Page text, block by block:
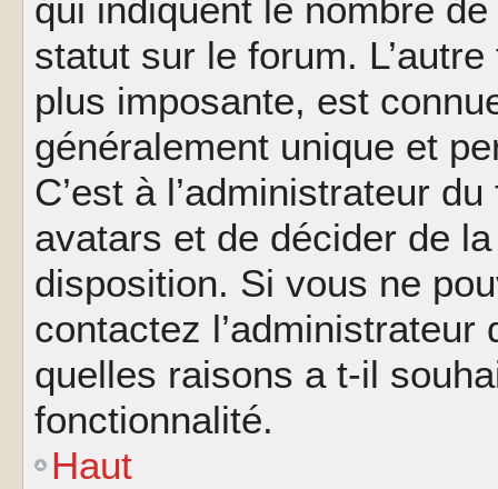
qui indiquent le nombre
statut sur le forum.
plus imposante, est
généralement unique et
C’est à l’administrateur
avatars et de décider de
disposition. Si vous ne
contactez
quelles raisons a t-il
fonctionnalité.
Haut